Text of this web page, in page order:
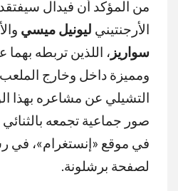
من المؤكد أن فيدال سيفتقد
الأرجنتيني ليونيل ميسي
سواريز ، اللذين تربطه بهما
ومميزة داخل وخارج
التشيلي عن مشاعره بهذا
صور جماعية تجمعه
في موقع «إنستغرام»، في
لصفحة برشلونة.